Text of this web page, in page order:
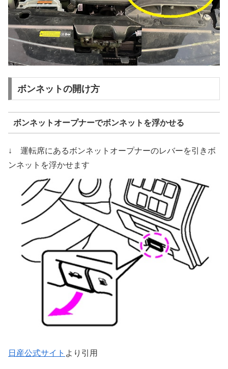
ボンネットの開け方
ボンネットオープナーでボンネットを浮かせる
↓ 運転席にあるボンネットオープナーのレバーを引きボ
ンネットを浮かせます
日産公式サイト より引用